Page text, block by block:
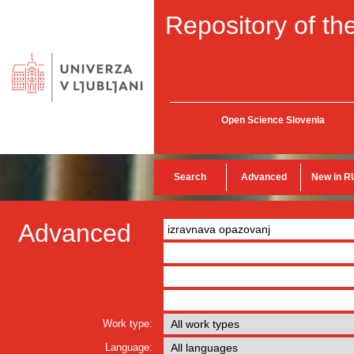
Repository of
Open Science Slovenia
Search Advanced New in
Advanced
Work type:
Language: